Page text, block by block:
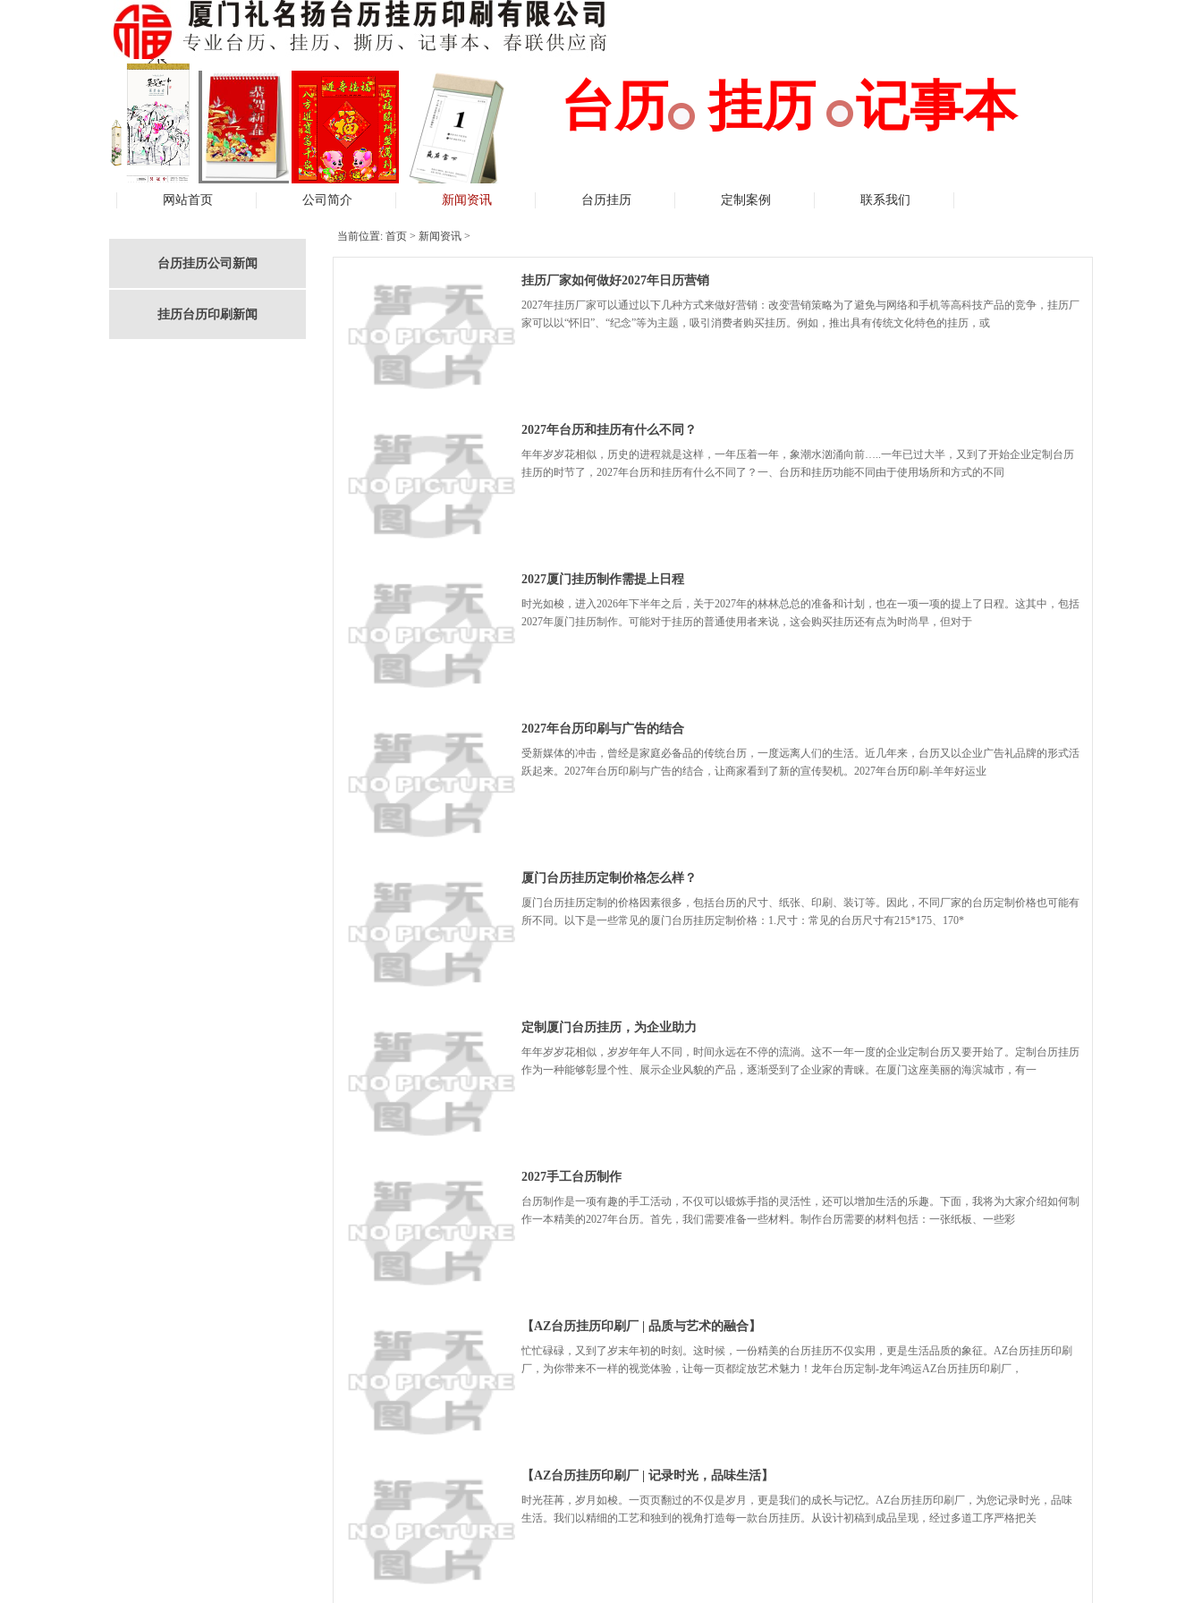
台历 挂历 记事本
网站首页 公司简介 新闻资讯 台历挂历 定制案例 联系我们
台历挂历公司新闻
挂历台历印刷新闻
当前位置: 首页 > 新闻资讯 >
挂历厂家如何做好2027年日历营销
2027年挂历厂家可以通过以下几种方式来做好营销：改变营销策略为了避免与网络和手机等高科技产品的竞争，挂历厂
家可以以“怀旧”、“纪念”等为主题，吸引消费者购买挂历。例如，推出具有传统文化特色的挂历，或
2027年台历和挂历有什么不同？
年年岁岁花相似，历史的进程就是这样，一年压着一年，象潮水汹涌向前…..一年已过大半，又到了开始企业定制台历
挂历的时节了，2027年台历和挂历有什么不同了？一、台历和挂历功能不同由于使用场所和方式的不同
2027厦门挂历制作需提上日程
时光如梭，进入2026年下半年之后，关于2027年的林林总总的准备和计划，也在一项一项的提上了日程。这其中，包括
2027年厦门挂历制作。可能对于挂历的普通使用者来说，这会购买挂历还有点为时尚早，但对于
2027年台历印刷与广告的结合
受新媒体的冲击，曾经是家庭必备品的传统台历，一度远离人们的生活。近几年来，台历又以企业广告礼品牌的形式活
跃起来。2027年台历印刷与广告的结合，让商家看到了新的宣传契机。2027年台历印刷-羊年好运业
厦门台历挂历定制价格怎么样？
厦门台历挂历定制的价格因素很多，包括台历的尺寸、纸张、印刷、装订等。因此，不同厂家的台历定制价格也可能有
所不同。以下是一些常见的厦门台历挂历定制价格：1.尺寸：常见的台历尺寸有215*175、170*
定制厦门台历挂历，为企业助力
年年岁岁花相似，岁岁年年人不同，时间永远在不停的流淌。这不一年一度的企业定制台历又要开始了。定制台历挂历
作为一种能够彰显个性、展示企业风貌的产品，逐渐受到了企业家的青睐。在厦门这座美丽的海滨城市，有一
2027手工台历制作
台历制作是一项有趣的手工活动，不仅可以锻炼手指的灵活性，还可以增加生活的乐趣。下面，我将为大家介绍如何制
作一本精美的2027年台历。首先，我们需要准备一些材料。制作台历需要的材料包括：一张纸板、一些彩
【AZ台历挂历印刷厂 | 品质与艺术的融合】
忙忙碌碌，又到了岁末年初的时刻。这时候，一份精美的台历挂历不仅实用，更是生活品质的象征。AZ台历挂历印刷
厂，为你带来不一样的视觉体验，让每一页都绽放艺术魅力！龙年台历定制-龙年鸿运AZ台历挂历印刷厂，
【AZ台历挂历印刷厂 | 记录时光，品味生活】
时光荏苒，岁月如梭。一页页翻过的不仅是岁月，更是我们的成长与记忆。AZ台历挂历印刷厂，为您记录时光，品味
生活。我们以精细的工艺和独到的视角打造每一款台历挂历。从设计初稿到成品呈现，经过多道工序严格把关